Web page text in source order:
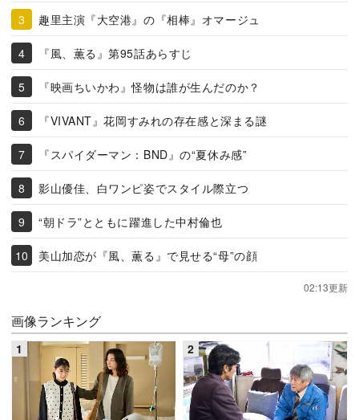
趣里主演『大空港』の『相棒』オマージュ
『風、薫る』第95話あらすじ
『映画ちいかわ』怪物は誰が生んだのか？
『VIVANT』花岡すみれの存在感と深まる謎
『スパイダーマン：BND』の“夏休み感”
影山優佳、白ワンピ姿でスタイル際立つ
“朝ドラ”とともに躍進した中村倫也
美山加恋が『風、薫る』で見せる“母”の顔
02:13更新
画像ランキング